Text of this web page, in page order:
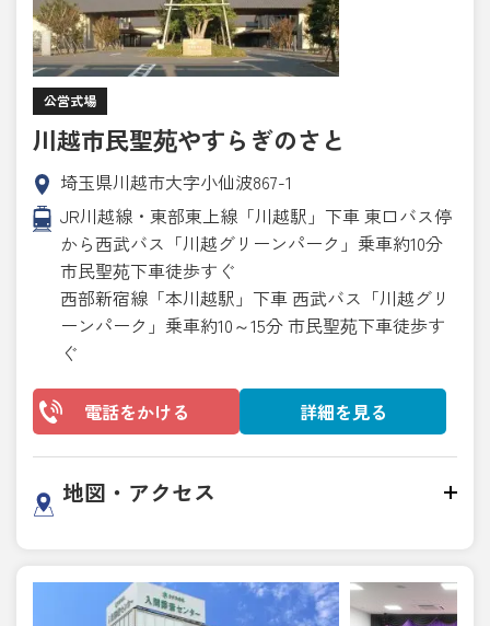
公営式場
川越市民聖苑やすらぎのさと
埼玉県川越市大字小仙波867-1
JR川越線・東部東上線「川越駅」下車 東口バス停
から西武バス「川越グリーンパーク」乗車約10分
市民聖苑下車徒歩すぐ
西部新宿線「本川越駅」下車 西武バス「川越グリ
ーンパーク」乗車約10～15分 市民聖苑下車徒歩す
ぐ
電話をかける 詳細を見る
地図・アクセス